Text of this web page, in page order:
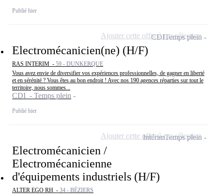
Publié hier
Electromécanicien(ne) (H/F)
RAS INTERIM - 59 - DUNKERQUE
Vous avez envie de diversifier vos expériences professionnelles, de gagner en liberté
et en sérénité ? Vous êtes au bon endroit ! Avec nos 190 agences réparties sur tout le
territoire, nous sommes...
CDI - Temps plein
Publié hier
CDITemps plein
Ajouter cette offre à ma sélection
Electromécanicien /
Electromécanicienne
d'équipements industriels (H/F)
ALTER EGO RH - 34 - BÉZIERS
IntérimTemps plein
Ajouter cette offre à ma sélection